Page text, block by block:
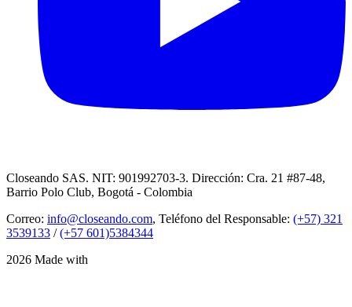
Closeando SAS. NIT: 901992703-3. Dirección: Cra. 21 #87-48,
Barrio Polo Club, Bogotá - Colombia
Correo: info@closeando.com, Teléfono del Responsable: (+57) 321
3539133 /(+57 601)5384344
2026 Made with